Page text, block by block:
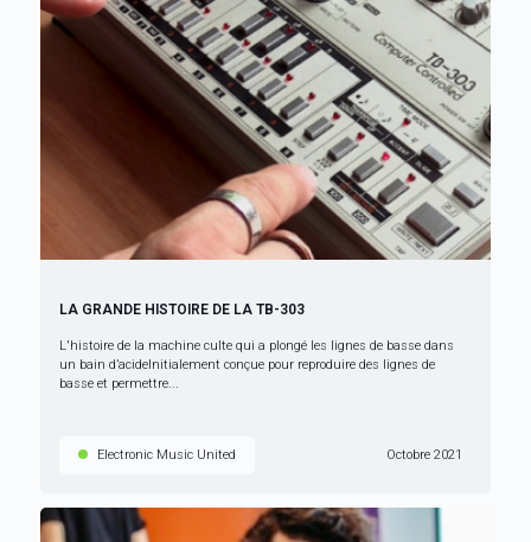
LA GRANDE HISTOIRE DE LA TB-303
L'histoire de la machine culte qui a plongé les lignes de basse dans
un bain d’acideInitialement conçue pour reproduire des lignes de
basse et permettre...
Electronic Music United Octobre 2021